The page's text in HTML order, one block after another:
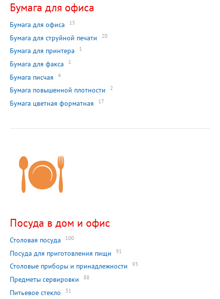
Бумага для офиса
Бумага для офиса 15
Бумага для струйной печати 20
Бумага для принтера 1
Бумага для факса 1
Бумага писчая 4
Бумага повышенной плотности 2
Бумага цветная форматная 17
Посуда в дом и офис
Столовая посуда 100
Посуда для приготовления пищи 91
Столовые приборы и принадлежности 93
Предметы сервировки 88
Питьевое стекло 31